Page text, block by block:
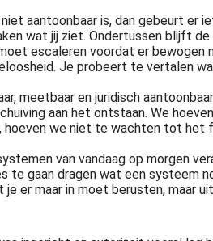
aantoonbaar is, dan gebeurt er
wat jij ziet. Ondertussen blijft de
escaleren voordat er bewogen
Je probeert te vertalen
meetbaar en juridisch
aan het ontstaan. We
we niet te wachten tot
van vandaag op morgen
gaan dragen wat een systeem
maar in moet berusten, maar